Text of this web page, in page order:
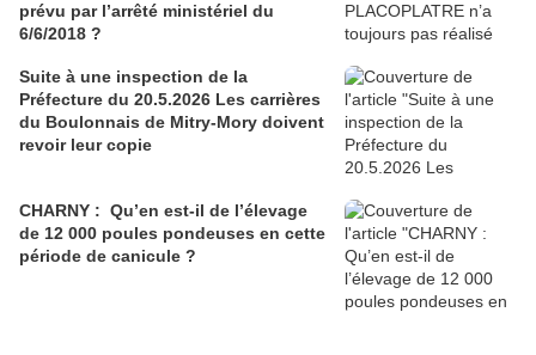
prévu par l’arrêté ministériel du
6/6/2018 ?
Suite à une inspection de la
Préfecture du 20.5.2026 Les carrières
du Boulonnais de Mitry-Mory doivent
revoir leur copie
CHARNY : Qu’en est-il de l’élevage
de 12 000 poules pondeuses en cette
période de canicule ?